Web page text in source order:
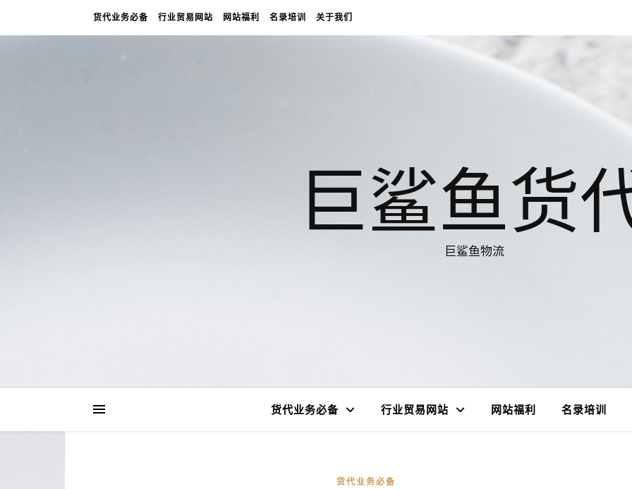
货代业务必备 行业贸易网站 网站福利 名录培训 关于我们
巨鲨鱼货
巨鲨鱼物流
货代业务必备 行业贸易网站 网站福利 名录培训
货代业务必备